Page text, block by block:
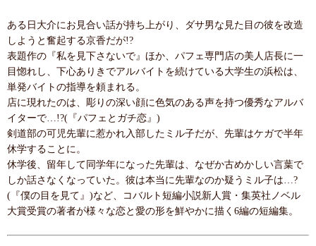
ある日大介にお見合い話が持ち上がり、ダサ男な見た目の彼を改造
しようと奮起する京香だが!?
表題作の『私を見下さないで』ほか、パフェ専門店の美人店長に一
目惚れし、下心ありきでアルバイトを続けている大学生の浜松は、
単発バイトの指導を頼まれる。
店に現れたのは、彫りの深い顔に色気のある声を持つ優秀なアルバ
イターで…!?(『パフェとガチ恋』)
剣道部の可児先輩に惹かれ入部したミル子だが、先輩はケガで半年
休学することに。
休学後、留年して同学年になった先輩は、なぜか古めかしい言葉で
しか話さなくなっていた。彼は本当に先輩なのか疑うミル子は…?
(『僕の目を見て』)など、コバルト短編小説新人賞・集英社ノベル
大賞受賞の著者が様々な恋と愛の形を鮮やかに描く6編の短編集。